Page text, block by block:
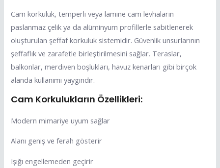
Cam korkuluk, temperli veya lamine cam levhaların
paslanmaz çelik ya da alüminyum profillerle sabitlenerek
oluşturulan şeffaf korkuluk sistemidir. Güvenlik unsurlarının
şeffaflık ve zarafetle birleştirilmesini sağlar. Teraslar,
balkonlar, merdiven boşlukları, havuz kenarları gibi birçok
alanda kullanımı yaygındır.
Cam Korkulukların Özellikleri:
Modern mimariye uyum sağlar
Alanı geniş ve ferah gösterir
Işığı engellemeden geçirir